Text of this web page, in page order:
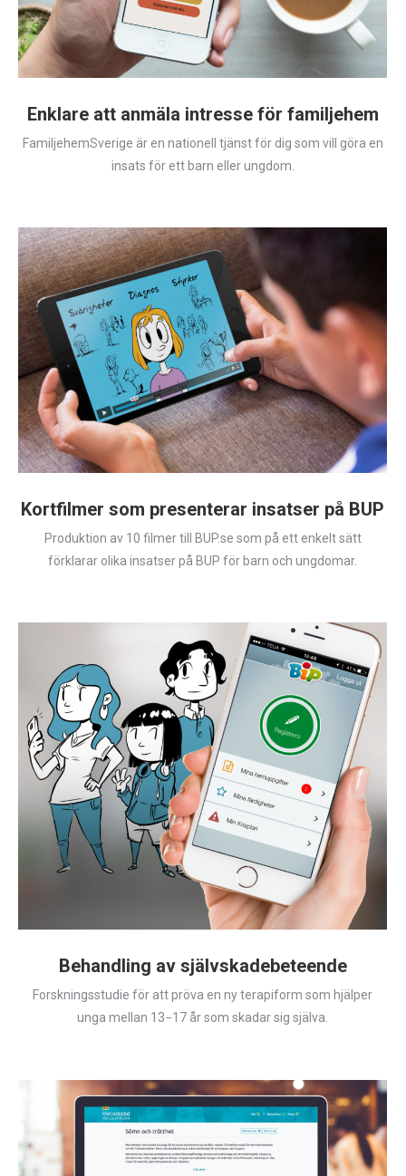
Enklare att anmäla intresse för familjehem
FamiljehemSverige är en nationell tjänst för dig som vill göra en
insats för ett barn eller ungdom.
Kortfilmer som presenterar insatser på BUP
Produktion av 10 filmer till BUP.se som på ett enkelt sätt
förklarar olika insatser på BUP för barn och ungdomar.
Behandling av självskadebeteende
Forskningsstudie för att pröva en ny terapiform som hjälper
unga mellan 13−17 år som skadar sig själva.